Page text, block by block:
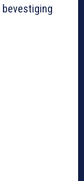
bevestiging